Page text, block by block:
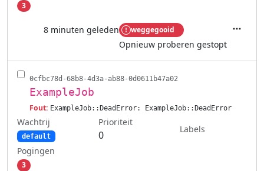
3
8 minuten geleden weggegooid
Opnieuw proberen gestopt
0cfbc78d-68b8-4d3a-ab88-0d0611b47a02
ExampleJob
Fout: ExampleJob::DeadError: ExampleJob::DeadError
Wachtrij
default
Prioriteit
0
Labels
Pogingen
3